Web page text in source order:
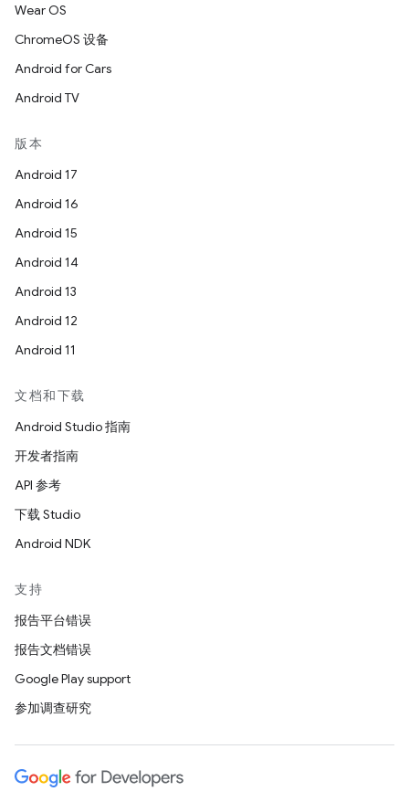
Wear OS
ChromeOS 设备
Android for Cars
Android TV
版本
Android 17
Android 16
Android 15
Android 14
Android 13
Android 12
Android 11
文档和下载
Android Studio 指南
开发者指南
API 参考
下载 Studio
Android NDK
支持
报告平台错误
报告文档错误
Google Play support
参加调查研究